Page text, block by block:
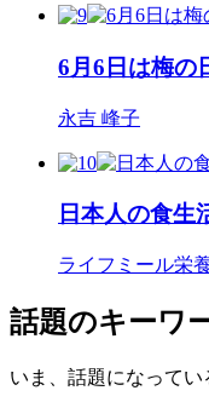
6月6日は梅
永吉 峰子
日本人の食
ライフミール栄
話題のキーワ
いま、話題になってい